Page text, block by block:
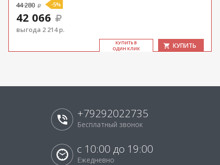
44 280 -5%
42 066
выгода 2 214 р.
КУ­ПИТЬ В
ОДИН КЛИК
КУПИТЬ
+79292022735
Бесплатный звонок
с 10:00 до 19:00
Ежедневно